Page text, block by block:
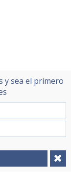
y sea el primero